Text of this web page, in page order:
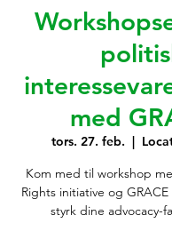
med
tors. 27. feb.
  |
Kom med til workshop
Rights initiative og
styrk dine